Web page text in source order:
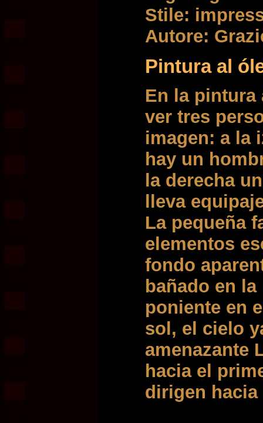
Stile:
Autore:
Pintura al
En la pintura
ver tres
imagen: a la
hay un
la derecha
lleva
La pequeña
elementos
fondo
bañado en
poniente en
sol, el cielo
amenazante
hacia el
dirigen